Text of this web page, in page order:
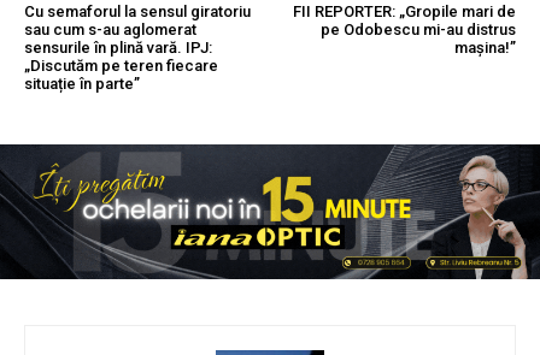
Cu semaforul la sensul giratoriu
sau cum s-au aglomerat
sensurile în plină vară. IPJ:
„Discutăm pe teren fiecare
situație în parte”
FII REPORTER: „Gropile mari de
pe Odobescu mi-au distrus
mașina!”